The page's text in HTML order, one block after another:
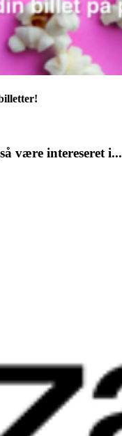
være intereseret i...